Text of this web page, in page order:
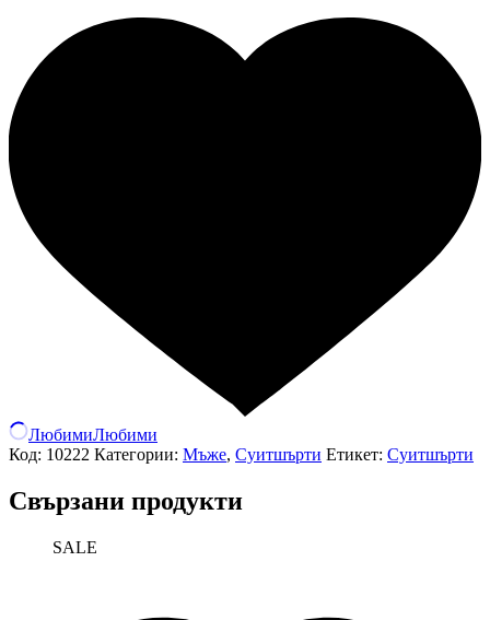
ЛюбимиЛюбими
Код: 10222 Категории: Мъже, Суитшърти Етикет: Суитшърти
Свързани продукти
SALE